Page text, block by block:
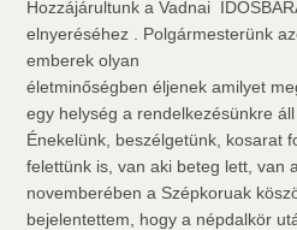
Hozzájárultunk a Vadnai 
elnyeréséhez . Polgármesterünk
emberek olyan
életminőségben éljenek amilyet
egy helység a rendelkezésünkre
Énekelünk, beszélgetünk, kosarat
felettünk is, van aki beteg lett, van
novemberében a Szépkoruak
bejelentettem, hogy a népdalkör